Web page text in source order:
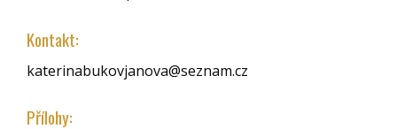
Kontakt:
katerinabukovjanova@seznam.cz
Přílohy: